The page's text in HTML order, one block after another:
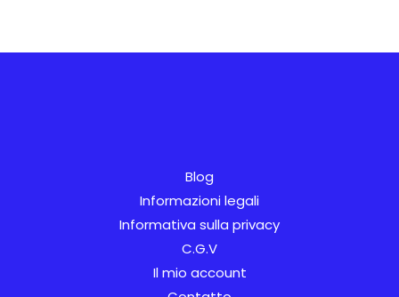
Blog
Informazioni legali
Informativa sulla privacy
C.G.V
Il mio account